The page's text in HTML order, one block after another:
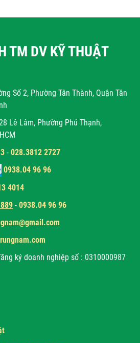
TM DV KỸ THUẬT
Số 2, Phường Tân Thành, Quận Tân
Lê Lâm, Phường Phú Thạnh,
- 028.3812 2727
0938.04 96 96
4014
- 0938.04 96 96
ký doanh nghiệp số : 0310000987